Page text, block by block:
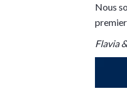
Nous
Flavia